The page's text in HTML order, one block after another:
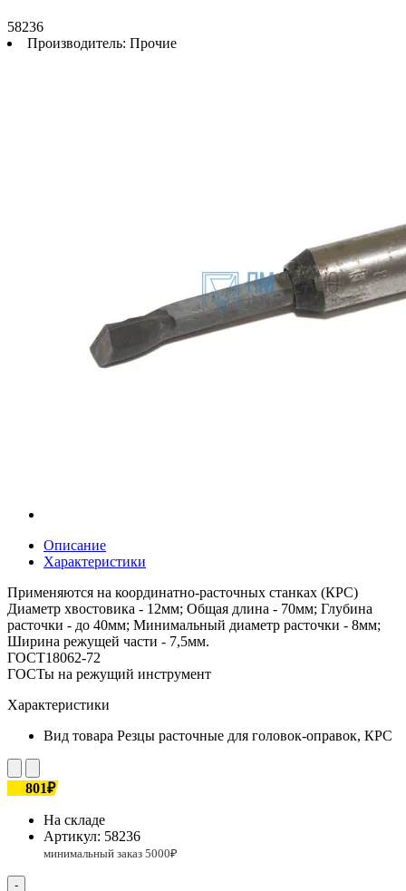
58236
Производитель: Прочие
Описание
Характеристики
Применяются на координатно-расточных станках (КРС)
Диаметр хвостовика - 12мм; Общая длина - 70мм; Глубина
расточки - до 40мм; Минимальный диаметр расточки - 8мм;
Ширина режущей части - 7,5мм.
ГОСТ18062-72
ГОСТы на режущий инструмент
Характеристики
Вид товара Резцы расточные для головок-оправок, КРС
801₽
На складе
Артикул: 58236
-